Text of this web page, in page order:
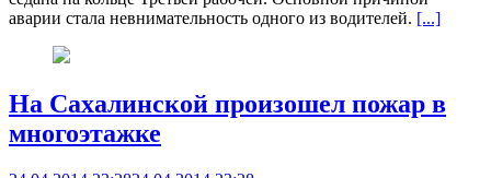
аварии стала невнимательность одного из водителей. [...]
На Сахалинской произошел пожар в
многоэтажке